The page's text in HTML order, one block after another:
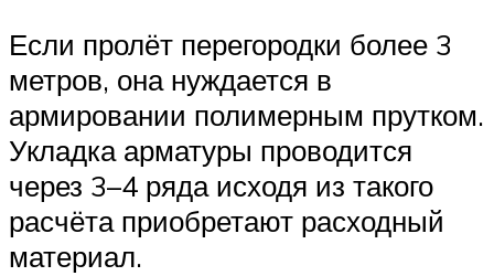
Если пролёт перегородки более 3
метров, она нуждается в
армировании полимерным прутком.
Укладка арматуры проводится
через 3–4 ряда исходя из такого
расчёта приобретают расходный
материал.